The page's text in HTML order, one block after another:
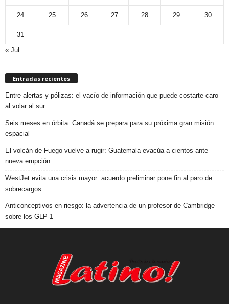
24 25 26 27 28 29 30
31
« Jul
Entradas recientes
Entre alertas y pólizas: el vacío de información que puede costarte caro
al volar al sur
Seis meses en órbita: Canadá se prepara para su próxima gran misión
espacial
El volcán de Fuego vuelve a rugir: Guatemala evacúa a cientos ante
nueva erupción
WestJet evita una crisis mayor: acuerdo preliminar pone fin al paro de
sobrecargos
Anticonceptivos en riesgo: la advertencia de un profesor de Cambridge
sobre los GLP-1